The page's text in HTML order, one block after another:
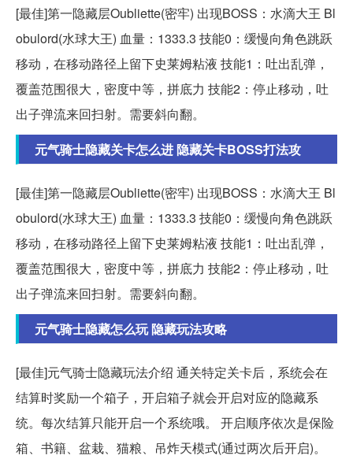
[最佳]第一隐藏层Oubliette(密牢) 出现BOSS：水滴大王 Bl
obulord(水球大王) 血量：1333.3 技能0：缓慢向角色跳跃
移动，在移动路径上留下史莱姆粘液 技能1：吐出乱弹，
覆盖范围很大，密度中等，拼底力 技能2：停止移动，吐
出子弹流来回扫射。需要斜向翻。
元气骑士隐藏关卡怎么进 隐藏关卡BOSS打法攻
[最佳]第一隐藏层Oubliette(密牢) 出现BOSS：水滴大王 Bl
obulord(水球大王) 血量：1333.3 技能0：缓慢向角色跳跃
移动，在移动路径上留下史莱姆粘液 技能1：吐出乱弹，
覆盖范围很大，密度中等，拼底力 技能2：停止移动，吐
出子弹流来回扫射。需要斜向翻。
元气骑士隐藏怎么玩 隐藏玩法攻略
[最佳]元气骑士隐藏玩法介绍 通关特定关卡后，系统会在
结算时奖励一个箱子，开启箱子就会开启对应的隐藏系
统。每次结算只能开启一个系统哦。 开启顺序依次是保险
箱、书籍、盆栽、猫粮、吊炸天模式(通过两次后开启)。